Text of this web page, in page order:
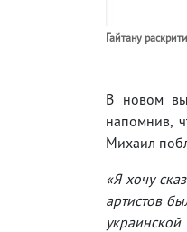
Гайтану
В новом
напомнив,
Михаил
«Я хочу
артистов